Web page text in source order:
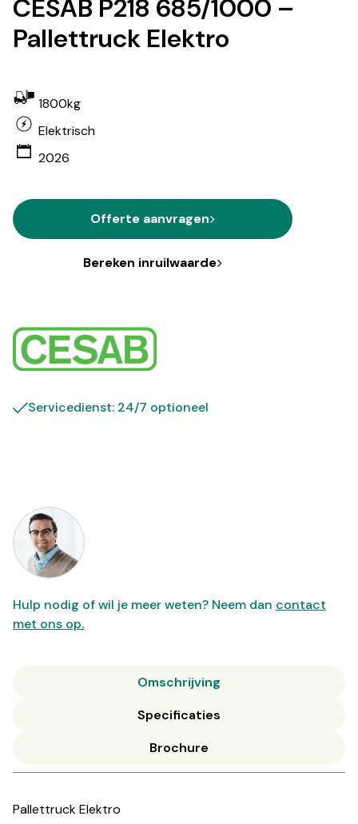
CESAB P218 685/1000 –
Pallettruck Elektro
1800kg
Elektrisch
2026
Offerte aanvragen
Bereken inruilwaarde
Servicedienst: 24/7 optioneel
Hulp nodig of wil je meer weten? Neem dan contact
met ons op.
Omschrijving
Specificaties
Brochure
Pallettruck Elektro